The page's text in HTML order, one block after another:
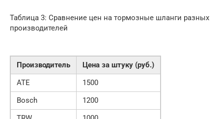
Таблица 3: Сравнение цен на тормозные шланги разных
производителей
Производитель
Цена за штуку (руб.)
ATE
1500
Bosch
1200